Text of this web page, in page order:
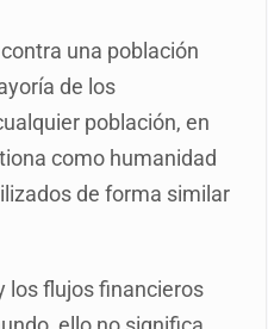
San Isidro
una población
de los
población, en
como humanidad
de forma similar
los flujos financieros